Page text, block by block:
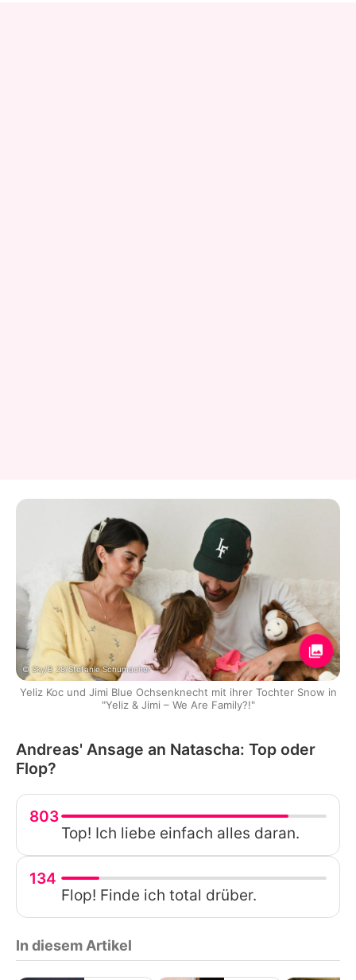
© Sky/B 28/Stefanie Schumacher
Yeliz Koc und Jimi Blue Ochsenknecht mit ihrer Tochter Snow in
"Yeliz & Jimi – We Are Family?!"
Andreas' Ansage an Natascha: Top oder
Flop?
803
Top! Ich liebe einfach alles daran.
134
Flop! Finde ich total drüber.
In diesem Artikel